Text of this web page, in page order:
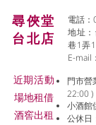
尋俠堂
台北店
電話
地址
巷1弄
E-mail：
近期活動
場地租借
​酒窖出租
門市營
22:00 )
小酒館
公休日